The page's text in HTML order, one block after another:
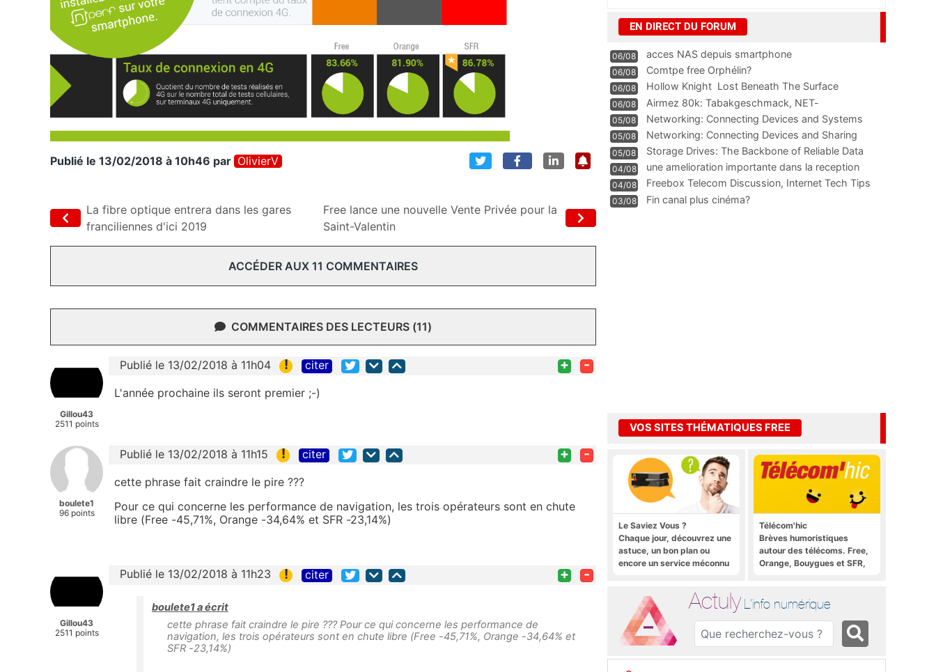
Publié le 13/02/2018 à 10h46 par OlivierV
La fibre optique entrera dans les gares
franciliennes d'ici 2019
Free lance une nouvelle Vente Privée pour la
Saint-Valentin
ACCÉDER AUX 11 COMMENTAIRES
COMMENTAIRES DES LECTEURS (11)
Gillou43
2511 points
Publié le 13/02/2018 à 11h04 ! citer + -
L'année prochaine ils seront premier ;-)
boulete1
96 points
Publié le 13/02/2018 à 11h15 ! citer + -
cette phrase fait craindre le pire ???
Pour ce qui concerne les performance de navigation, les trois opérateurs sont en chute
libre (Free -45,71%, Orange -34,64% et SFR -23,14%)
Gillou43
2511 points
Publié le 13/02/2018 à 11h23 ! citer + -
boulete1 a écrit
cette phrase fait craindre le pire ??? Pour ce qui concerne les performance de
navigation, les trois opérateurs sont en chute libre (Free -45,71%, Orange -34,64% et
SFR -23,14%)
EN DIRECT DU FORUM
06/08 acces NAS depuis smartphone
06/08 Comtpe free Orphélin?
06/08 Hollow Knight  Lost Beneath The Surface
06/08
Airmez 80k: Tabakgeschmack, NET-
Technologie und Leistung im
05/08 Networking: Connecting Devices and Systems
05/08
Networking: Connecting Devices and Sharing
Information
05/08
Storage Drives: The Backbone of Reliable Data
Management
04/08
une amelioration importante dans la reception
WIFI
04/08
Freebox Telecom Discussion, Internet Tech Tips
Communi
03/08 Fin canal plus cinéma?
VOS SITES THÉMATIQUES FREE
Le Saviez Vous ?
Chaque jour, découvrez une
astuce, un bon plan ou
encore un service méconnu
Télécom'hic
Brèves humoristiques
autour des télécoms. Free,
Orange, Bouygues et SFR,
Actuly L'info numérique